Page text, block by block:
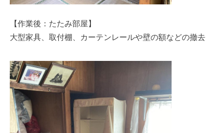
【作業後：たたみ部屋】
大型家具、取付棚、カーテンレールや壁の額などの撤去